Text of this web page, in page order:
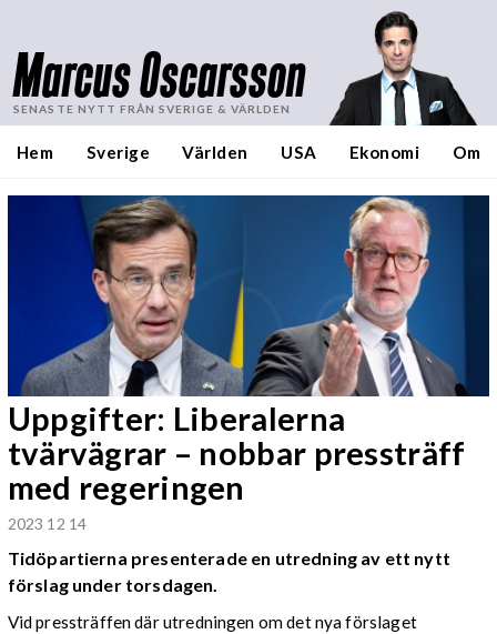
Marcus Oscarsson
SENASTE NYTT FRÅN SVERIGE & VÄRLDEN
Hem Sverige Världen USA Ekonomi Om
Uppgifter: Liberalerna
tvärvägrar – nobbar pressträff
med regeringen
2023 12 14
Tidöpartierna presenterade en utredning av ett nytt
förslag under torsdagen.
Vid pressträffen där utredningen om det nya förslaget